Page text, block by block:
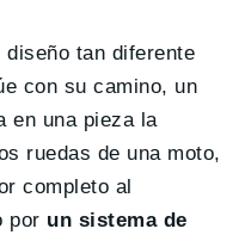
diseño tan diferente
con su camino, un
en una pieza la
ruedas de una moto,
completo al
por un sistema de